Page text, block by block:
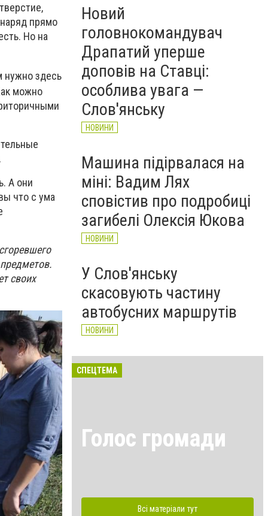
прямо
Но на
нужно здесь
можно
А они
что с ума
своих
Новий
головнокомандувач
Драпатий уперше
доповів на Ставці:
особлива увага —
Слов'янську
НОВИНИ
Машина підірвалася на
міні: Вадим Лях
сповістив про подробиці
загибелі Олексія Юкова
НОВИНИ
У Слов'янську
скасовують частину
автобусних маршрутів
НОВИНИ
СПЕЦТЕМА
Голос громади
Всі матеріали тут